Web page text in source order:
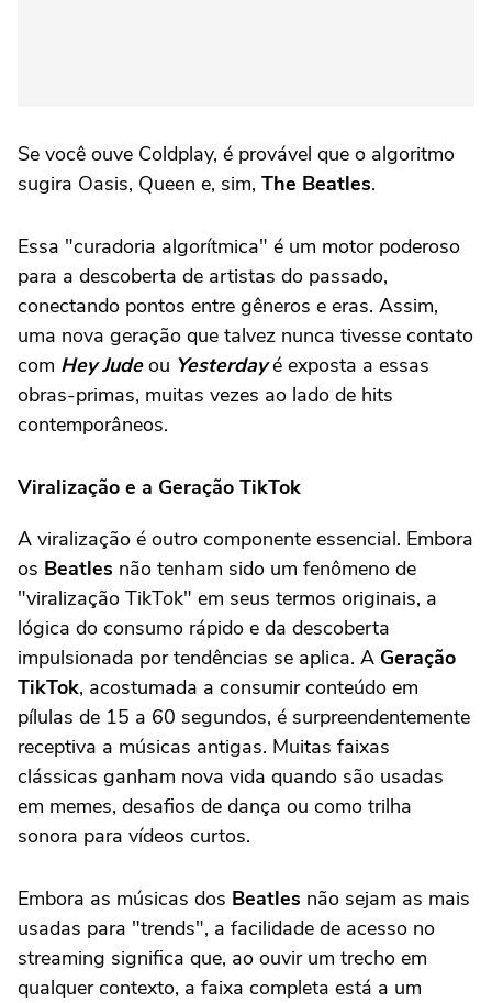
Se você ouve Coldplay, é provável que o algoritmo
sugira Oasis, Queen e, sim, The Beatles.
Essa "curadoria algorítmica" é um motor poderoso
para a descoberta de artistas do passado,
conectando pontos entre gêneros e eras. Assim,
uma nova geração que talvez nunca tivesse contato
com Hey Judeou Yesterdayé exposta a essas
obras-primas, muitas vezes ao lado de hits
contemporâneos.
Viralização e a Geração TikTok
A viralização é outro componente essencial. Embora
os Beatles não tenham sido um fenômeno de
"viralização TikTok" em seus termos originais, a
lógica do consumo rápido e da descoberta
impulsionada por tendências se aplica. A Geração
TikTok, acostumada a consumir conteúdo em
pílulas de 15 a 60 segundos, é surpreendentemente
receptiva a músicas antigas. Muitas faixas
clássicas ganham nova vida quando são usadas
em memes, desafios de dança ou como trilha
sonora para vídeos curtos.
Embora as músicas dos Beatles não sejam as mais
usadas para "trends", a facilidade de acesso no
streaming significa que, ao ouvir um trecho em
qualquer contexto, a faixa completa está a um